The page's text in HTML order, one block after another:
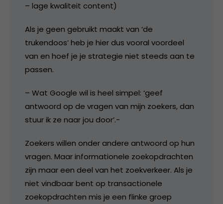
– lage kwaliteit content)
Als je geen gebruikt maakt van ‘de
trukendoos’ heb je hier dus vooral voordeel
van en hoef je je strategie niet steeds aan te
passen.
– Wat Google wil is heel simpel: ‘geef
antwoord op de vragen van mijn zoekers, dan
stuur ik ze naar jou door’.-
Zoekers willen onder andere antwoord op hun
vragen. Maar informationele zoekopdrachten
zijn maar een deel van het zoekverkeer. Als je
niet vindbaar bent op transactionele
zoekopdrachten mis je een flinke groep